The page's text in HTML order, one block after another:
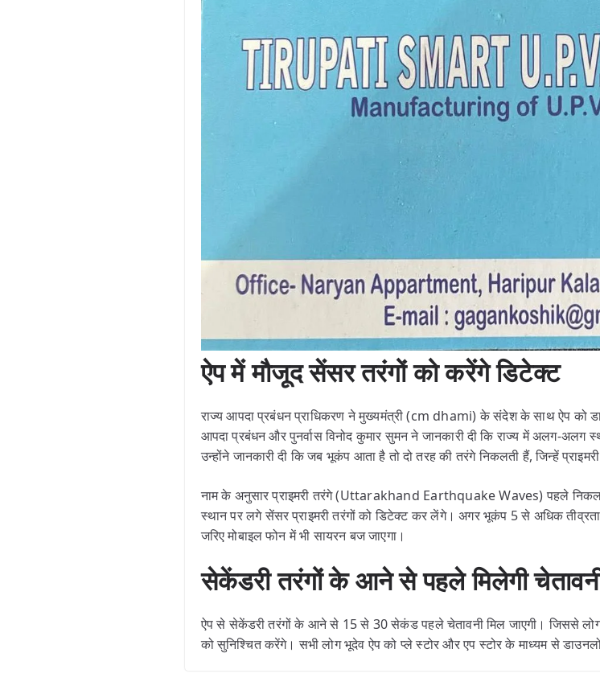
ऐप में मौजूद सेंसर तरंगों को करेंगे डिटेक्ट
राज्य आपदा प्रबंधन प्राधिकरण ने मुख्यमंत्री (cm dhami) के संदेश के साथ ऐप को
आपदा प्रबंधन और पुनर्वास विनोद कुमार सुमन ने जानकारी दी कि राज्य में अलग-अलग
उन्होंने जानकारी दी कि जब भूकंप आता है तो दो तरह की तरंगे निकलती हैं, जिन्हें
नाम के अनुसार प्राइमरी तरंगे (Uttarakhand Earthquake Waves) पहले
स्थान पर लगे सेंसर प्राइमरी तरंगों को डिटेक्ट कर लेंगे। अगर भूकंप 5 से अधिक
जरिए मोबाइल फोन में भी सायरन बज जाएगा।
सेकेंडरी तरंगों के आने से पहले मिलेगी
ऐप से सेकेंडरी तरंगों के आने से 15 से 30 सेकंड पहले चेतावनी मिल जाएगी। जिससे लोग
को सुनिश्चित करेंगे। सभी लोग भूदेव ऐप को प्ले स्टोर और एप स्टोर के माध्यम से